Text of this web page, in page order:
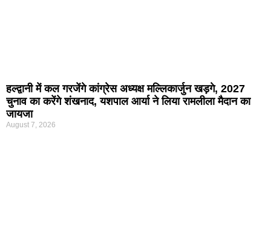
हल्द्वानी में कल गरजेंगे कांग्रेस अध्यक्ष मल्लिकार्जुन खड़गे, 2027
चुनाव का करेंगे शंखनाद, यशपाल आर्या ने लिया रामलीला मैदान का
जायजा
August 7, 2026